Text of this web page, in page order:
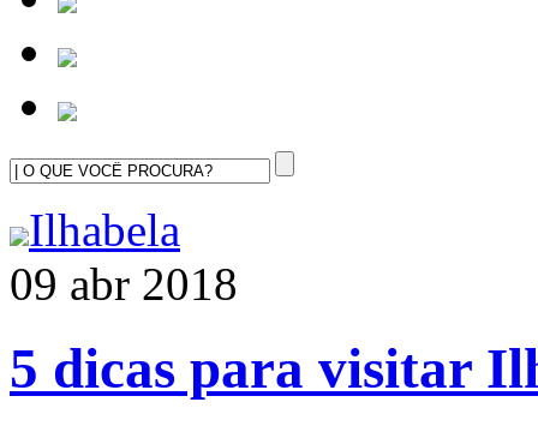
Ilhabela
09 abr 2018
5 dicas para visitar